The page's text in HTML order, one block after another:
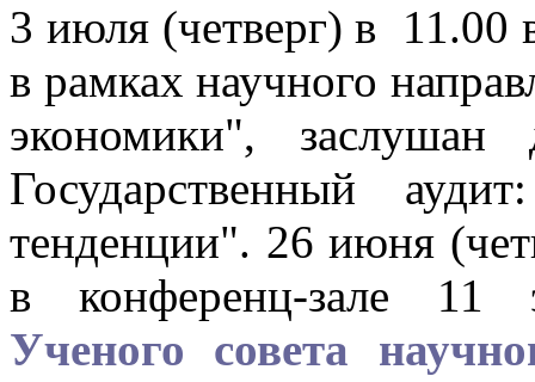
3 июля (четверг) в
в рамках научного
экономики",
Государственный
тенденции". 26 июня
в конференц-зале 11
Ученого совета